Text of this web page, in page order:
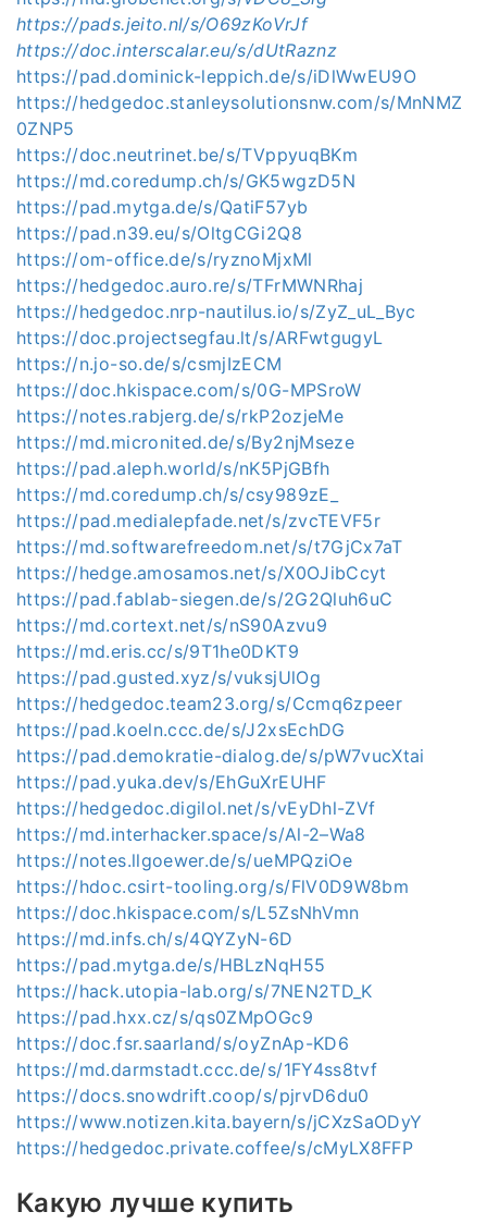
https://pads.jeito.nl/s/O69zKoVrJf
https://doc.interscalar.eu/s/dUtRaznz
https://pad.dominick-leppich.de/s/iDlWwEU9O
https://hedgedoc.stanleysolutionsnw.com/s/MnNMZ
0ZNP5
https://doc.neutrinet.be/s/TVppyuqBKm
https://md.coredump.ch/s/GK5wgzD5N
https://pad.mytga.de/s/QatiF57yb
https://pad.n39.eu/s/OltgCGi2Q8
https://om-office.de/s/ryznoMjxMl
https://hedgedoc.auro.re/s/TFrMWNRhaj
https://hedgedoc.nrp-nautilus.io/s/ZyZ_uL_Byc
https://doc.projectsegfau.lt/s/ARFwtgugyL
https://n.jo-so.de/s/csmjIzECM
https://doc.hkispace.com/s/0G-MPSroW
https://notes.rabjerg.de/s/rkP2ozjeMe
https://md.micronited.de/s/By2njMseze
https://pad.aleph.world/s/nK5PjGBfh
https://md.coredump.ch/s/csy989zE_
https://pad.medialepfade.net/s/zvcTEVF5r
https://md.softwarefreedom.net/s/t7GjCx7aT
https://hedge.amosamos.net/s/X0OJibCcyt
https://pad.fablab-siegen.de/s/2G2Qluh6uC
https://md.cortext.net/s/nS90Azvu9
https://md.eris.cc/s/9T1he0DKT9
https://pad.gusted.xyz/s/vuksjUlOg
https://hedgedoc.team23.org/s/Ccmq6zpeer
https://pad.koeln.ccc.de/s/J2xsEchDG
https://pad.demokratie-dialog.de/s/pW7vucXtai
https://pad.yuka.dev/s/EhGuXrEUHF
https://hedgedoc.digilol.net/s/vEyDhl-ZVf
https://md.interhacker.space/s/Al-2–Wa8
https://notes.llgoewer.de/s/ueMPQziOe
https://hdoc.csirt-tooling.org/s/FlV0D9W8bm
https://doc.hkispace.com/s/L5ZsNhVmn
https://md.infs.ch/s/4QYZyN-6D
https://pad.mytga.de/s/HBLzNqH55
https://hack.utopia-lab.org/s/7NEN2TD_K
https://pad.hxx.cz/s/qs0ZMpOGc9
https://doc.fsr.saarland/s/oyZnAp-KD6
https://md.darmstadt.ccc.de/s/1FY4ss8tvf
https://docs.snowdrift.coop/s/pjrvD6du0
https://www.notizen.kita.bayern/s/jCXzSaODyY
https://hedgedoc.private.coffee/s/cMyLX8FFP
Какую лучше купить